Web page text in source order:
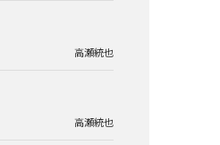
高瀬統也
高瀬統也